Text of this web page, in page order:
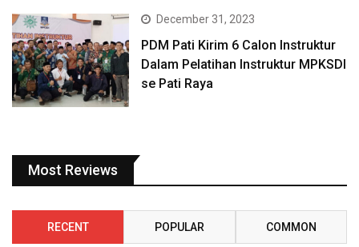
December 31, 2023
PDM Pati Kirim 6 Calon Instruktur
Dalam Pelatihan Instruktur MPKSDI
se Pati Raya
Most Reviews
RECENT POPULAR COMMON